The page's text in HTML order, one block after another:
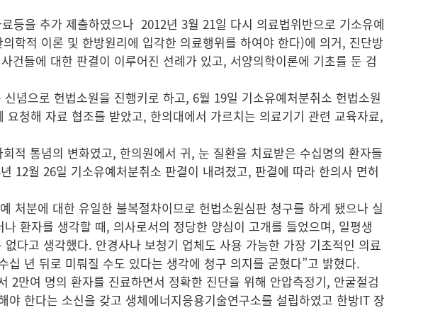
등을 추가 제출하였으나 2012년 3월 21일 다시 의료법위반으로 기소유예
학적 이론 및 한방원리에 입각한 의료행위를 하여야 한다)에 의거, 진단방
건들에 대한 판결이 이루어진 선례가 있고, 서양의학이론에 기초를 둔 검
념으로 헌법소원을 진행키로 하고, 6월 19일 기소유예처분취소 헌법소원
청해 자료 협조를 받았고, 한의대에서 가르치는 의료기기 관련 교육자료,
적 통념의 변화였고, 한의원에서 귀, 눈 질환을 치료받은 수십명의 환자들
12월 26일 기소유예처분취소 판결이 내려졌고, 판결에 따라 한의사 면허
처분에 대한 유일한 불복절차이므로 헌법소원심판 청구를 하게 됐으나 실
환자를 생각할 때, 의사로서의 정당한 양심이 고개를 들었으며, 일평생
다고 생각했다. 안경사나 보청기 업체도 사용 가능한 가장 기초적인 의료
년 뒤로 미뤄질 수도 있다는 생각에 청구 의지를 굳혔다”고 밝혔다.
만여 명의 환자를 진료하면서 정확한 진단을 위해 안압측정기, 안굴절검
한다는 소신을 갖고 생체에너지응용기술연구소를 설립하였고 한방IT 장